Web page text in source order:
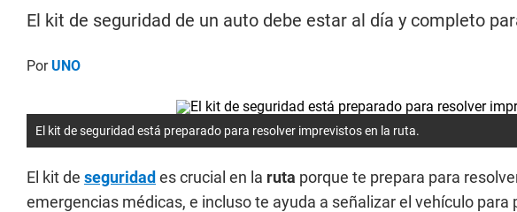
El kit de seguridad de un auto debe estar al día y completo
PorUNO
El kit de seguridad está preparado para resolver imprevistos en la ruta.
El kit de seguridad es crucial en la ruta porque te prepara para
emergencias médicas, e incluso te ayuda a señalizar el vehículo